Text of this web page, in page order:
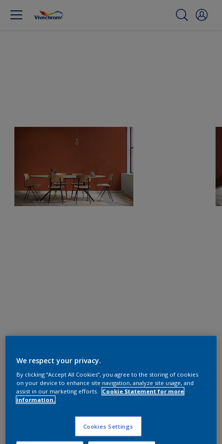
We respect your privacy.
By clicking “Accept All Cookies”, you agree to the storing of cookies
on your device to enhance site navigation, analyze site usage, and
assist in our marketing efforts.
Cookie Statement for more
information.
Cookies Settings